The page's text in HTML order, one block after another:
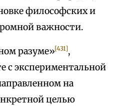
философских и
важности.
разуме»[431],
с экспериментальной
на
целью